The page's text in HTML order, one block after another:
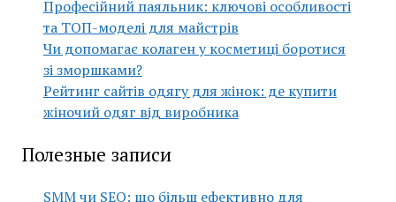
Професійний паяльник: ключові особливості
та ТОП-моделі для майстрів
Чи допомагає колаген у косметиці боротися
зі зморшками?
Рейтинг сайтів одягу для жінок: де купити
жіночий одяг від виробника
Полезные записи
SMM чи SEO: що більш ефективно для